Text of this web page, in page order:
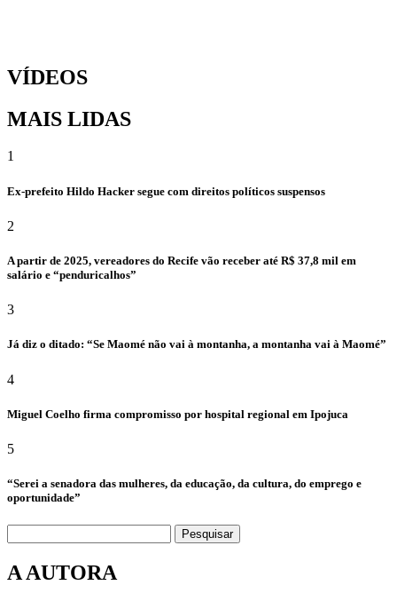
VÍDEOS
MAIS LIDAS
1
Ex-prefeito Hildo Hacker segue com direitos políticos suspensos
2
A partir de 2025, vereadores do Recife vão receber até R$ 37,8 mil em
salário e “penduricalhos”
3
Já diz o ditado: “Se Maomé não vai à montanha, a montanha vai à Maomé”
4
Miguel Coelho firma compromisso por hospital regional em Ipojuca
5
“Serei a senadora das mulheres, da educação, da cultura, do emprego e
oportunidade”
Pesquisar
A AUTORA